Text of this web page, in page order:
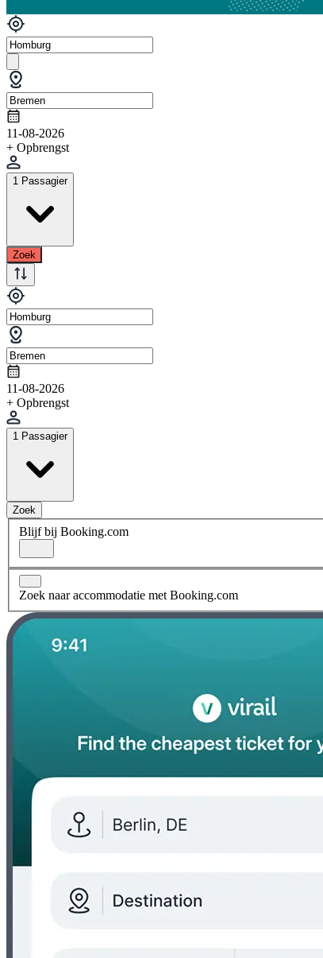
11-08-2026
+ Opbrengst
1 Passagier
Zoek
11-08-2026
+ Opbrengst
1 Passagier
Zoek
Blijf bij Booking.com
Zoek naar accommodatie met Booking.com